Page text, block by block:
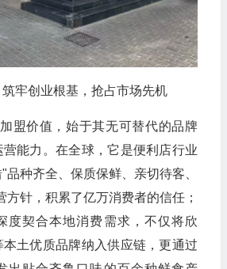
牢创业根基，抢占市场先机
盟价值，始于其无可替代的品牌
能力。在全球，它是便利店行业
品种齐全、保质保鲜、亲切待客、
方针，积累了亿万消费者的信任；
度契合本地消费需求，不仅将欣
土优质品牌纳入供应链，更通过